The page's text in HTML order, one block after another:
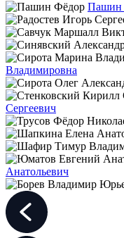
Пашин
Владимировна
Сергеевич
Анатольевич